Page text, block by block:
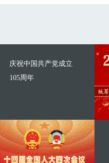
庆祝中国共产党成立
105周年